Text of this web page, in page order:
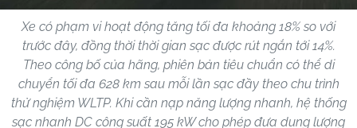
Xe có phạm vi hoạt động tăng tối đa khoảng 18% so với
trước đây, đồng thời thời gian sạc được rút ngắn tới 14%.
Theo công bố của hãng, phiên bản tiêu chuẩn có thể di
chuyển tối đa 628 km sau mỗi lần sạc đầy theo chu trình
thử nghiệm WLTP. Khi cần nạp năng lượng nhanh, hệ thống
sạc nhanh DC công suất 195 kW cho phép đưa dung lượng